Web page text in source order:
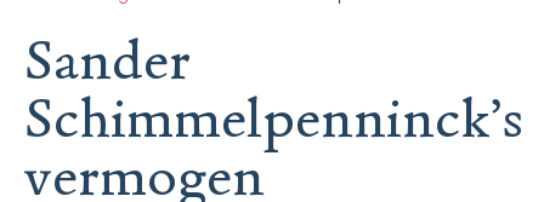
Sander
Schimmelpenninck’s
vermogen